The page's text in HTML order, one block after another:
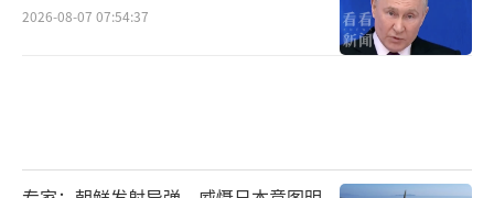
2026-08-07 07:54:37